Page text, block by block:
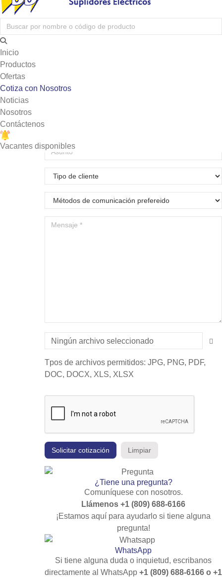
Inicio
Productos
Ofertas
Cotiza con Nosotros
Noticias
Nosotros
Contáctenos
Vacantes disponibles
proporcionarle la información que necesita y
requerimientos específicos. Los campos marcados
Ningún archivo seleccionado
Tpos de archivos permitidos: JPG, PNG, PDF,
DOC, DOCX, XLS, XLSX
Solicitar cotización Limpiar
¿Tiene una pregunta?
Comuníquese con nosotros.
Llámenos +1 (809) 688-6166
¡Estamos aquí para ayudarlo si tiene alguna
pregunta!
WhatsApp
Si tiene alguna duda o inquietud, escribanos
directamente al WhatsApp +1 (809) 688-6166 o +1